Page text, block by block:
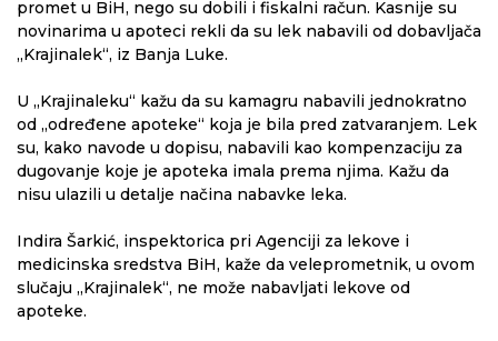
promet u BiH, nego su dobili i fiskalni račun. Kasnije su
novinarima u apoteci rekli da su lek nabavili od dobavljača
„Krajinalek“, iz Banja Luke.
U „Krajinaleku“ kažu da su kamagru nabavili jednokratno
od „određene apoteke“ koja je bila pred zatvaranjem. Lek
su, kako navode u dopisu, nabavili kao kompenzaciju za
dugovanje koje je apoteka imala prema njima. Kažu da
nisu ulazili u detalje načina nabavke leka.
Indira Šarkić, inspektorica pri Agenciji za lekove i
medicinska sredstva BiH, kaže da veleprometnik, u ovom
slučaju „Krajinalek“, ne može nabavljati lekove od
apoteke.